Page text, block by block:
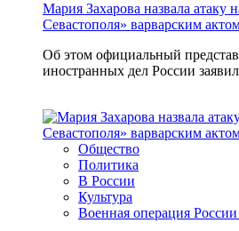
Мария Захарова назвала атаку
Севастополя» варварским
Об этом официальный
иностранных дел России
Общество
Политика
В России
Культура
Военная операция